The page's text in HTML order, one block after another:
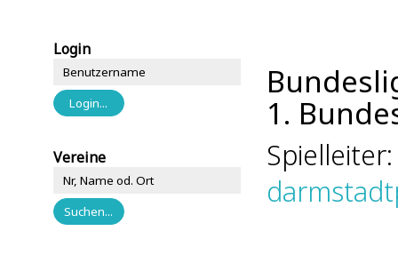
Login
Vereine
1.